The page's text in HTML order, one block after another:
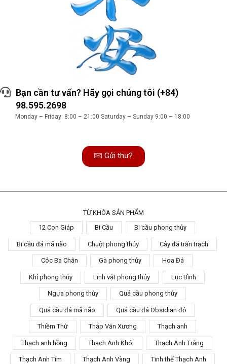
Bạn cần tư vấn? Hãy gọi chúng tôi (+84)
98.595.2698
Monday – Friday: 8:00 – 21:00 Saturday – Sunday 9:00 – 18:00
Gửi thư?
TỪ KHÓA SẢN PHẨM
12 Con Giáp
Bi Cầu Bi cầu phong thủy
Bi cầu đá mã não Chuột phong thủy Cây đá trấn trạch
Cóc Ba Chân Gà phong thủy Hoa Đá
Khỉ phong thủy Linh vật phong thủy Lục Bình
Ngựa phong thủy Quả cầu phong thủy
Quả cầu đá mã não Quả cầu đá Obsidian đỏ
Thiềm Thừ Tháp Văn Xương Thạch anh
Thạch anh hồng Thạch Anh Khói Thạch Anh Trắng
Thạch Anh Tím Thạch Anh Vàng Tinh thể Thạch Anh